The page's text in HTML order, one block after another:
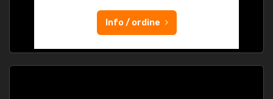
Info / ordine